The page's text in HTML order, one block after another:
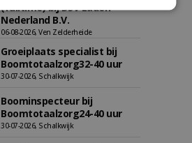
(fulltime) bij DSV zaden
Nederland B.V.
06-08-2026, Ven Zelderheide
Groeiplaats specialist bij
Boomtotaalzorg32-40 uur
30-07-2026, Schalkwijk
Boominspecteur bij
Boomtotaalzorg24-40 uur
30-07-2026, Schalkwijk